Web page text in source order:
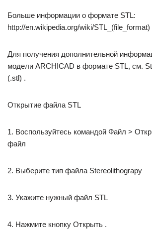
Больше информации о формате STL:
http://en.wikipedia.org/wiki/STL_(file_format)
Для получения дополнительной
модели ARCHICAD в формате STL, см.
(.stl) .
Открытие файла STL
1. Воспользуйтесь командой Файл >
файл
2. Выберите тип файла Stereolithograpy
3. Укажите нужный файл STL
4. Нажмите кнопку Открыть .